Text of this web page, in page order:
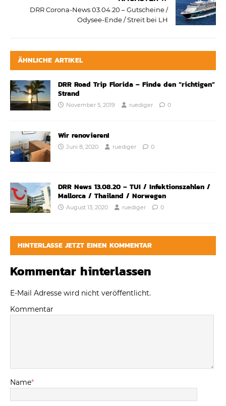
DRR Corona-News 03.04.20 – Gutscheine /
Odysee-Ende / Streit bei LH
ÄHNLICHE ARTIKEL
DRR Road Trip Florida – Finde den “richtigen”
Strand
November 5, 2019 ruediger 0
Wir renovieren!
Juni 8, 2020 ruediger 0
DRR News 13.08.20 – TUI / Infektionszahlen /
Mallorca / Thailand / Norwegen
August 13, 2020 ruediger 0
HINTERLASSE JETZT EINEN KOMMENTAR
Kommentar hinterlassen
E-Mail Adresse wird nicht veröffentlicht.
Kommentar
Name*